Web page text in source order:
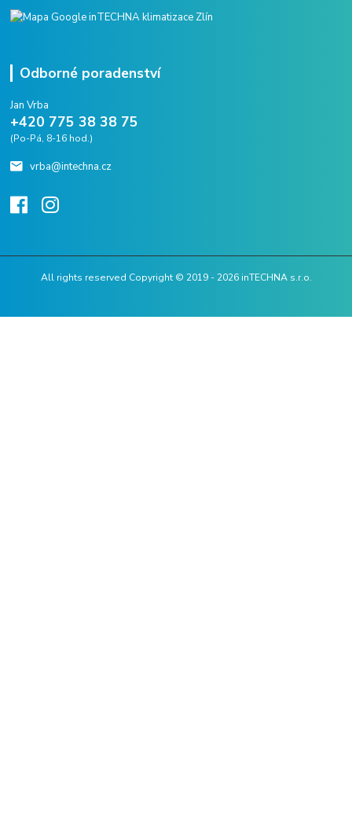
Odborné poradenství
Jan Vrba
+420 775 38 38 75
(Po-Pá, 8-16 hod.)
vrba@intechna.cz
All rights reserved Copyright © 2019 - 2026 inTECHNA s.r.o.